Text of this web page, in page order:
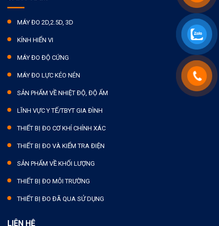
MÁY ĐO 2D,2.5D, 3D
KÍNH HIỂN VI
MÁY ĐO ĐỘ CỨNG
MÁY ĐO LỰC KÉO NÉN
SẢN PHẨM VỀ NHIỆT ĐỘ, ĐỘ ẨM
LĨNH VỰC Y TẾ/TBYT GIA ĐÌNH
THIẾT BỊ ĐO CƠ KHÍ CHÍNH XÁC
THIẾT BỊ ĐO VÀ KIỂM TRA ĐIỆN
SẢN PHẨM VỀ KHỐI LƯỢNG
THIẾT BỊ ĐO MÔI TRƯỜNG
THIẾT BỊ ĐO ĐÃ QUA SỬ DỤNG
LIÊN HỆ